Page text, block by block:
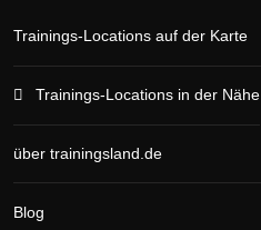
Trainings-Locations auf der Karte
Trainings-Locations in der Nähe
über trainingsland.de
Blog